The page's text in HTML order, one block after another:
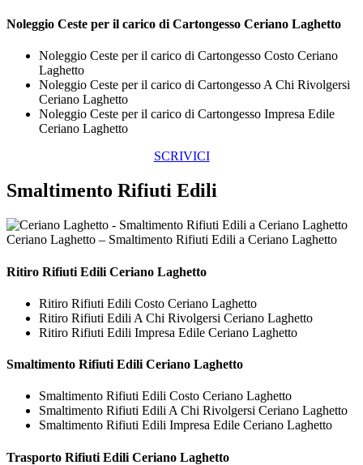
Noleggio Ceste per il carico di Cartongesso Ceriano Laghetto
Noleggio Ceste per il carico di Cartongesso Costo Ceriano
Laghetto
Noleggio Ceste per il carico di Cartongesso A Chi Rivolgersi
Ceriano Laghetto
Noleggio Ceste per il carico di Cartongesso Impresa Edile
Ceriano Laghetto
SCRIVICI
Smaltimento Rifiuti Edili
Ceriano Laghetto – Smaltimento Rifiuti Edili a Ceriano Laghetto
Ritiro Rifiuti Edili Ceriano Laghetto
Ritiro Rifiuti Edili Costo Ceriano Laghetto
Ritiro Rifiuti Edili A Chi Rivolgersi Ceriano Laghetto
Ritiro Rifiuti Edili Impresa Edile Ceriano Laghetto
Smaltimento Rifiuti Edili Ceriano Laghetto
Smaltimento Rifiuti Edili Costo Ceriano Laghetto
Smaltimento Rifiuti Edili A Chi Rivolgersi Ceriano Laghetto
Smaltimento Rifiuti Edili Impresa Edile Ceriano Laghetto
Trasporto Rifiuti Edili Ceriano Laghetto